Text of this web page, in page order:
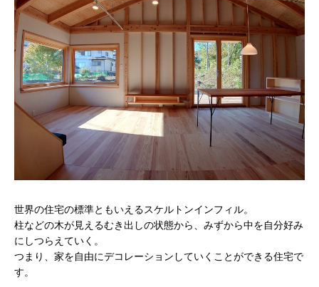
世界の住宅の標準ともいえるスケルトンインフィル。
柱などの木が見えるむき出しの状態から、みずから中を自分好み
にしつらえていく。
つまり、家を自由にデコレーションしていくことができる住宅で
す。